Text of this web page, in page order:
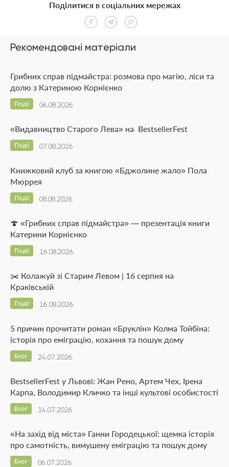
Рекомендовані матеріали
Грибних справ підмайстра: розмова про магію, ліси та
долю з Катериною Корнієнко
06.08.2026
Події
«Видавництво Старого Лева» на BestsellerFest
07.08.2026
Події
Книжковий клуб за книгою «Бджолине жало» Пола
Мюррея
08.08.2026
Події
🍄 «Грибних справ підмайстра» — презентація книги
Катерини Корнієнко
16.08.2026
Події
✂️ Колажуй зі Старим Левом | 16 серпня на
Краківській
16.08.2026
Події
5 причин прочитати роман «Бруклін» Колма Тойбіна:
історія про еміграцію, кохання та пошук дому
24.07.2026
Блог
BestsellerFest у Львові: Жан Рено, Артем Чех, Ірена
Карпа, Володимир Кличко та інші культові особистості
14.07.2026
Блог
«На захід від міста» Ганни Городецької: щемка історія
про самотність, вимушену еміграцію та пошук дому
06.07.2026
Блог
Поділитися в соціальних мережах